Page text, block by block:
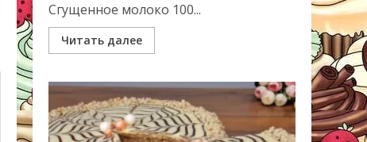
Сгущенное молоко 100...
Читать далее